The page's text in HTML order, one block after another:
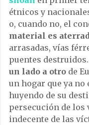
étnicos y
o, cuando no, el
material es
arrasadas, vías
puentes destruidos.
un lado a otro de
un hogar que ya
huyendo de su
persecución de los
indecente de las